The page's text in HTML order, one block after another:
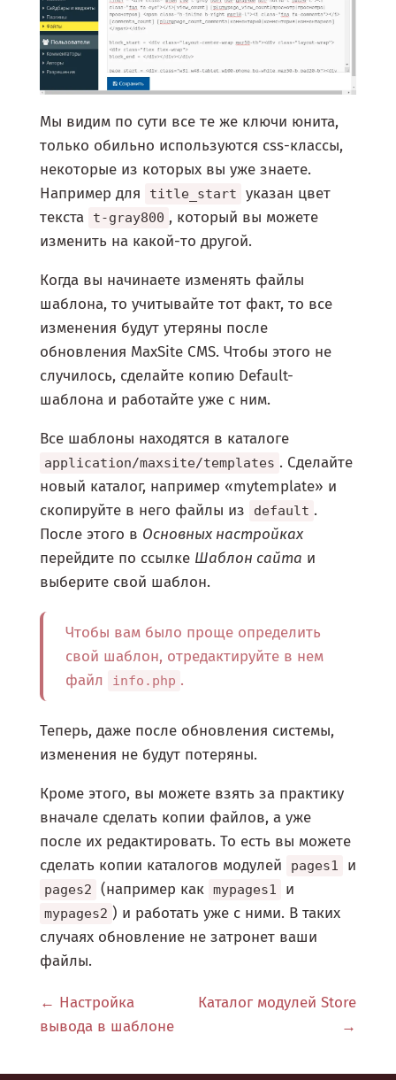
Мы видим по сути все те же ключи юнита,
только обильно используются css-классы,
некоторые из которых вы уже знаете.
Например для
title_start
указан цвет
текста
t-gray800 , который вы можете
изменить на какой-то другой.
Когда вы начинаете изменять файлы
шаблона, то учитывайте тот факт, то все
изменения будут утеряны после
обновления MaxSite CMS. Чтобы этого не
случилось, сделайте копию Default-
шаблона и работайте уже с ним.
Все шаблоны находятся в каталоге
application/maxsite/templates . Сделайте
новый каталог, например «mytemplate» и
скопируйте в него файлы из
default .
После этого в Основных настройках
перейдите по ссылке Шаблон сайта и
выберите свой шаблон.
Чтобы вам было проще определить
свой шаблон, отредактируйте в нем
файл
info.php .
Теперь, даже после обновления системы,
изменения не будут потеряны.
Кроме этого, вы можете взять за практику
вначале сделать копии файлов, а уже
после их редактировать. То есть вы можете
сделать копии каталогов модулей
pages1 и
pages2 (например как mypages1 и
mypages2 ) и работать уже с ними. В таких
случаях обновление не затронет ваши
файлы.
Настройка
вывода в шаблоне
Каталог модулей Store